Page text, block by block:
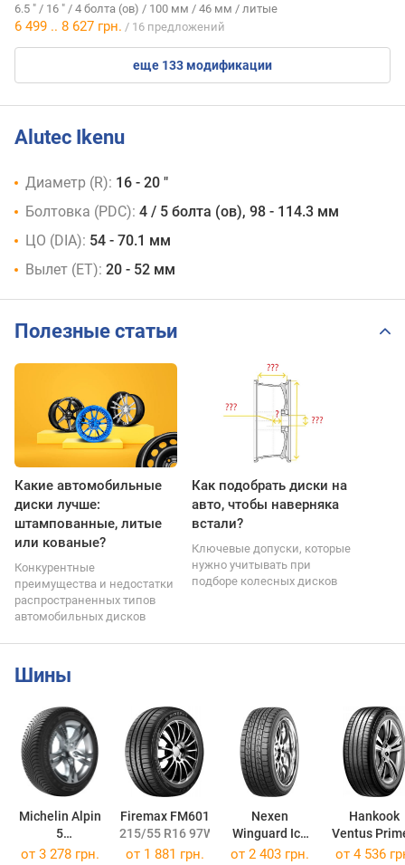
6.5 " / 16 " / 4 болта (ов) / 100 мм / 46 мм / литые
6 499 .. 8 627 грн. / 16 предложений
eще 133 модификации
Alutec Ikenu
Диаметр (R): 16 - 20 "
Болтовка (PDC): 4 / 5 болта (ов), 98 - 114.3 мм
ЦО (DIA): 54 - 70.1 мм
Вылет (ET): 20 - 52 мм
Полезные статьи
Какие автомобильные
диски лучше:
штампованные, литые
или кованые?
Конкурентные
преимущества и недостатки
распространенных типов
автомобильных дисков
Как подобрать диски на
авто, чтобы наверняка
встали?
Ключевые допуски, которые
нужно учитывать при
подборе колесных дисков
Шины
Michelin Alpin
5
205/60 R16 96H
Firemax FM601
215/55 R16 97W
Nexen
Winguard Ice
205/55 R16 91Q
Hankook
Ventus
K135
от 3 278 грн. от 1 881 грн. от 2 403 грн. от 4 536